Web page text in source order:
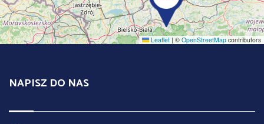
Leaflet | © OpenStreetMap contributors
NAPISZ DO NAS